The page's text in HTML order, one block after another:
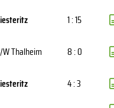
1 : 15
W Thalheim
8 : 0
4 : 3